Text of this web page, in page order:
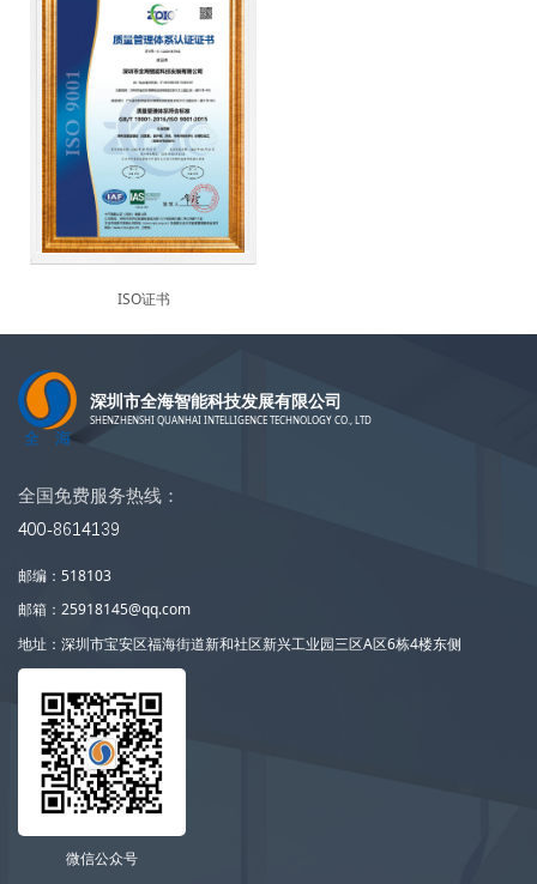
ISO证书
深圳市全海智能科技发展有限公司
SHENZHENSHI QUANHAI INTELLIGENCE TECHNOLOGY CO., LTD
全国免费服务热线：
400-8614139
邮编：518103
邮箱：25918145@qq.com
地址：深圳市宝安区福海街道新和社区新兴工业园三区A区6栋4楼东侧
微信公众号